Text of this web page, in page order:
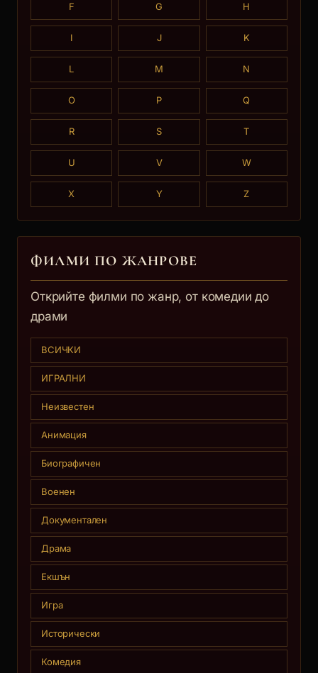
F G H
I J K
L M N
O P Q
R S T
U V W
X Y Z
ФИЛМИ ПО ЖАНРОВЕ
Открийте филми по жанр, от комедии до
драми
ВСИЧКИ
ИГРАЛНИ
Неизвестен
Анимация
Биографичен
Военен
Документален
Драма
Екшън
Игра
Исторически
Комедия